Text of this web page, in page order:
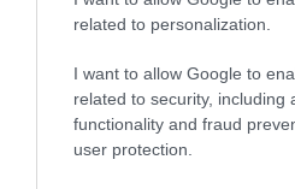
related to personalization.
I want to allow Google to
related to security, including
functionality and fraud
user protection.
2.500 ευρώ για τη στέγαση
Συναγερμός στη Βόρεια
Αγελάδες πετάγονται στο
προσοχή!